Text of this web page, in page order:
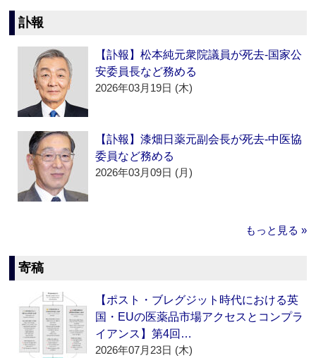
訃報
【訃報】松本純元衆院議員が死去‐国家公
安委員長など務める
2026年03月19日 (木)
【訃報】漆畑日薬元副会長が死去‐中医協
委員など務める
2026年03月09日 (月)
もっと見る »
寄稿
【ポスト・ブレグジット時代における英
国・EUの医薬品市場アクセスとコンプラ
イアンス】第4回…
2026年07月23日 (木)